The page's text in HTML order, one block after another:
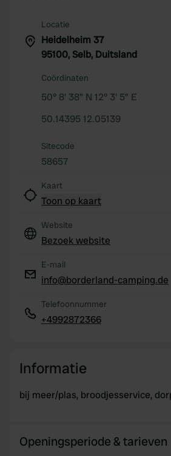
Locatie
Heidelheim 37
95100, Selb, Duitsland
Coördinaten
50° 8' 38" N 12° 3' 5" E
50.14395 12.05139
Sitecode
58657
Kaart
Toon op kaart
Website
Bezoek website
E-mail
info@borderland-camping.de
Telefoonnummer
+4992872366
Informatie
bij meer/plas, broodjesservice,
Openingsperiode & tarieven